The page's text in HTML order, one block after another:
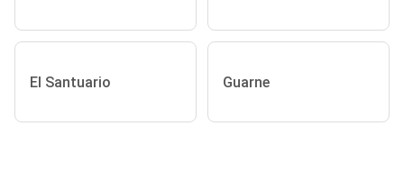
El Santuario Guarne